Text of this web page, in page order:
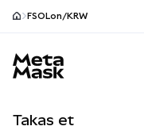
FSOLon/KRW
Takas et